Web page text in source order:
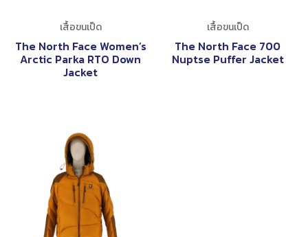
เสื้อขนเป็ด
The North Face Women’s
Arctic Parka RTO Down
Jacket
เสื้อขนเป็ด
The North Face 700
Nuptse Puffer Jacket